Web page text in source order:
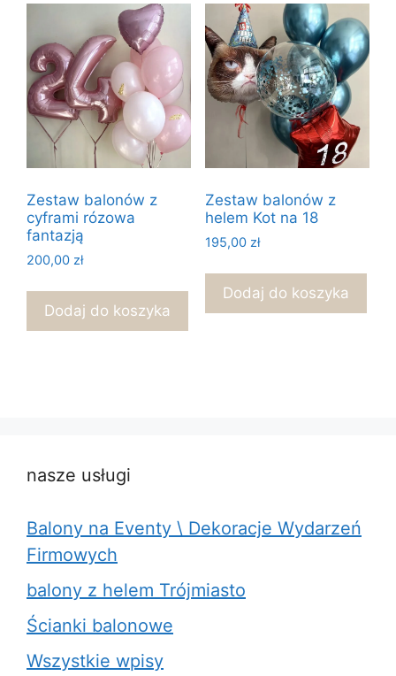
Zestaw balonów z
cyframi rózowa
fantazją
200,00 zł
Dodaj do koszyka
Zestaw balonów z
helem Kot na 18
195,00 zł
Dodaj do koszyka
nasze usługi
Balony na Eventy \ Dekoracje Wydarzeń
Firmowych
balony z helem Trójmiasto
Ścianki balonowe
Wszystkie wpisy